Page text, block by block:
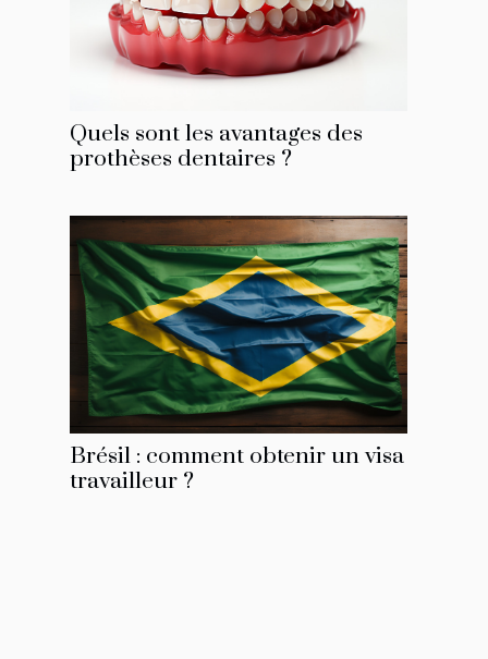
Quels sont les avantages des
prothèses dentaires ?
Brésil : comment obtenir un visa
travailleur ?